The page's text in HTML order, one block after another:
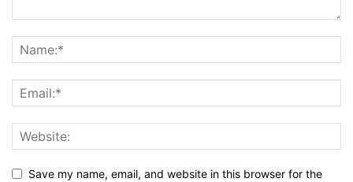
Save my name, email, and website in this browser for the